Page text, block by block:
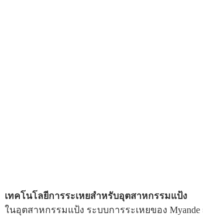
เทคโนโลยีการระเหยสำหรับอุตสาหกรรมแป้ง
ในอุตสาหกรรมแป้ง ระบบการระเหยของ